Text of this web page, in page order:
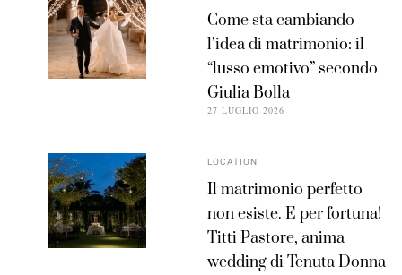
Come sta cambiando
l’idea di matrimonio: il
“lusso emotivo” secondo
Giulia Bolla
27 LUGLIO 2026
LOCATION
Il matrimonio perfetto
non esiste. E per fortuna!
Titti Pastore, anima
wedding di Tenuta Donna